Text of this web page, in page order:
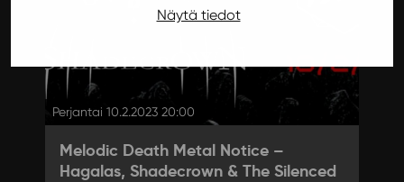
Näytä tiedot
Perjantai 10.2.2023 20:00
Melodic Death Metal Notice –
Hagalas, Shadecrown & The Silenced